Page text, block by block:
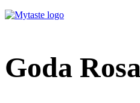
Goda